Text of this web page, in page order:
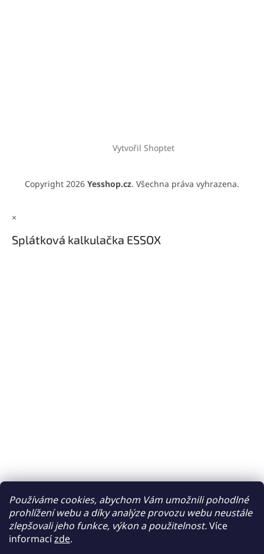
Používáme cookies, abychom Vám umožnili pohodlné
prohlížení webu a díky analýze provozu webu neustále
zlepšovali jeho funkce, výkon a použitelnost.Více
informacízde.
Vytvořil Shoptet
Copyright 2026 Yesshop.cz. Všechna práva vyhrazena.
×
Splátková kalkulačka ESSOX